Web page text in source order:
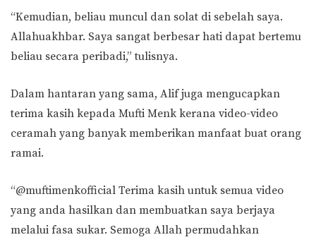
“Kemudian, beliau muncul dan solat di sebelah saya.
Allahuakhbar. Saya sangat berbesar hati dapat bertemu
beliau secara peribadi,” tulisnya.
Dalam hantaran yang sama, Alif juga mengucapkan
terima kasih kepada Mufti Menk kerana video-video
ceramah yang banyak memberikan manfaat buat orang
ramai.
“@muftimenkofficial Terima kasih untuk semua video
yang anda hasilkan dan membuatkan saya berjaya
melalui fasa sukar. Semoga Allah permudahkan